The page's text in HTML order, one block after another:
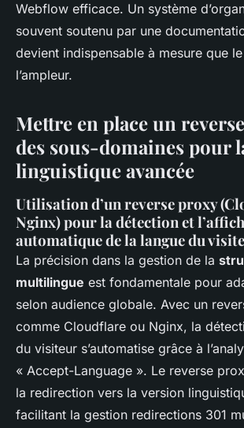
Webflow efficace. Un système
souvent soutenu par une
devient indispensable à mesure que
l’ampleur.
Mettre en place un
des sous-domaines pour
linguistique avancée
Utilisation d’un reverse proxy
Nginx) pour la détection et
automatique de la langue du
La précision dans la gestion de la
multilingue est fondamentale pour
selon audience globale. Avec un
comme Cloudflare ou Nginx, la
du visiteur s’automatise grâce à
« Accept-Language ». Le reverse
la redirection vers la version
facilitant la gestion redirections 301